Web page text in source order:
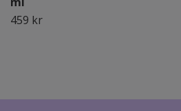
459 kr